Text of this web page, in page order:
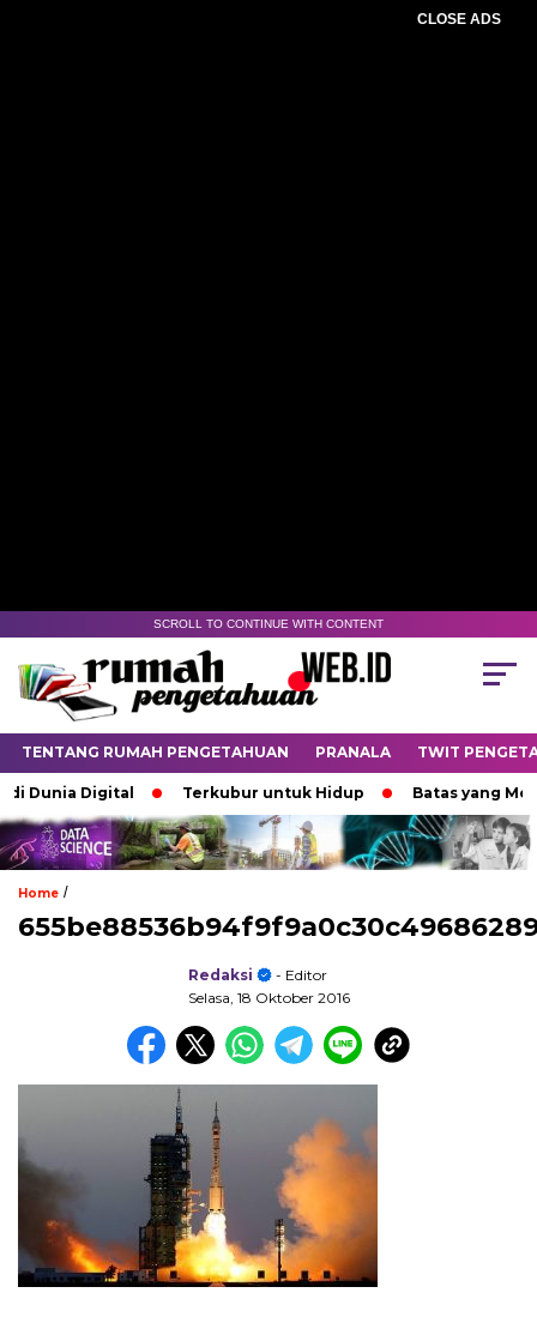
CLOSE ADS
SCROLL TO CONTINUE WITH CONTENT
TENTANG RUMAH PENGETAHUAN PRANALA TWIT
Dunia Digital Terkubur untuk Hidup Batas yang
Home /
Redaksi
- Editor
Selasa, 18 Oktober 2016